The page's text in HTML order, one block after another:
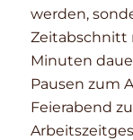
werden,
Zeitabschnitt
Minuten
Pausen zum
Feierabend